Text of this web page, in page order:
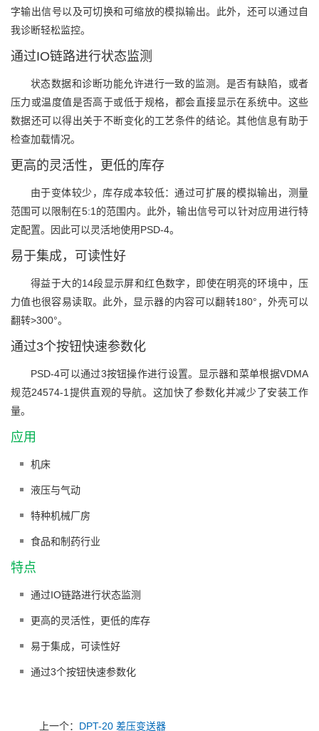
字输出信号以及可切换和可缩放的模拟输出。此外，还可以通过自
我诊断轻松监控。
通过IO链路进行状态监测
状态数据和诊断功能允许进行一致的监测。是否有缺陷，或者
压力或温度值是否高于或低于规格，都会直接显示在系统中。这些
数据还可以得出关于不断变化的工艺条件的结论。其他信息有助于
检查加载情况。
更高的灵活性，更低的库存
由于变体较少，库存成本较低：通过可扩展的模拟输出，测量
范围可以限制在5:1的范围内。此外，输出信号可以针对应用进行特
定配置。因此可以灵活地使用PSD-4。
易于集成，可读性好
得益于大的14段显示屏和红色数字，即使在明亮的环境中，压
力值也很容易读取。此外，显示器的内容可以翻转180°，外壳可以
翻转>300°。
通过3个按钮快速参数化
PSD-4可以通过3按钮操作进行设置。显示器和菜单根据VDMA
规范24574-1提供直观的导航。这加快了参数化并减少了安装工作
量。
应用
机床
液压与气动
特种机械厂房
食品和制药行业
特点
通过IO链路进行状态监测
更高的灵活性，更低的库存
易于集成，可读性好
通过3个按钮快速参数化
上一个： DPT-20 差压变送器